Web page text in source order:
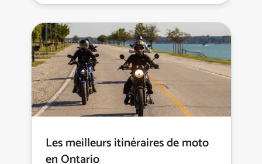
Les meilleurs itinéraires de moto
en Ontario